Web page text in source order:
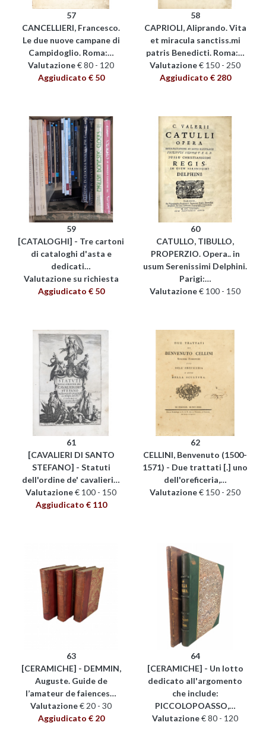
57
CANCELLIERI, Francesco.
Le due nuove campane di
Campidoglio. Roma:…
Valutazione€ 80 - 120
Aggiudicato € 50
58
CAPRIOLI, Aliprando. Vita
et miracula sanctiss.mi
patris Benedicti. Roma:…
Valutazione€ 150 - 250
Aggiudicato € 280
59
[CATALOGHI] - Tre cartoni
di cataloghi d'asta e
dedicati…
Valutazione su richiesta
Aggiudicato € 50
60
CATULLO, TIBULLO,
PROPERZIO. Opera.. in
usum Serenissimi Delphini.
Parigi:…
Valutazione€ 100 - 150
61
[CAVALIERI DI SANTO
STEFANO] - Statuti
dell'ordine de' cavalieri…
Valutazione€ 100 - 150
Aggiudicato € 110
62
CELLINI, Benvenuto (1500-
1571) - Due trattati [.] uno
dell'oreficeria,…
Valutazione€ 150 - 250
63
[CERAMICHE] - DEMMIN,
Auguste. Guide de
l’amateur de faiences…
Valutazione€ 20 - 30
Aggiudicato € 20
64
[CERAMICHE] - Un lotto
dedicato all'argomento
che include:
PICCOLOPOASSO,…
Valutazione€ 80 - 120